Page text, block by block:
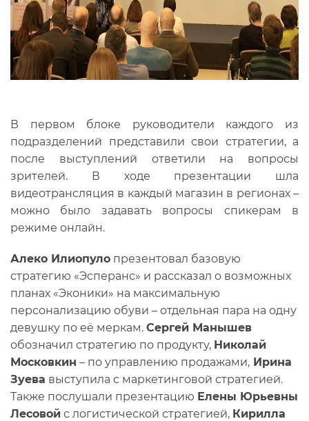
В первом блоке руководители каждого из
подразделений представили свои стратегии, а
после выступлений ответили на вопросы
зрителей. В ходе презентации шла
видеотрансляция в каждый магазин в регионах –
можно было задавать вопросы спикерам в
режиме онлайн.
Алеко Илиопуло презентовал базовую
стратегию «Эсперанс» и рассказал о возможных
планах «Эконики» на максимальную
персонализацию обуви – отдельная пара на одну
девушку по её меркам. Сергей Манышев
обозначил стратегию по продукту, Николай
Московкин – по управлению продажами, Ирина
Зуева выступила с маркетинговой стратегией.
Также послушали презентацию Елены Юрьевны
Лесовой с логистической стратегией, Кирилла